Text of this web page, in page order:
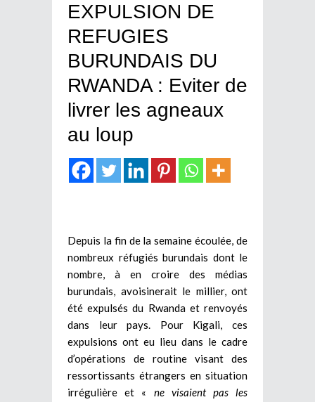
EXPULSION DE
REFUGIES
BURUNDAIS DU
RWANDA : Eviter de
livrer les agneaux
au loup
Depuis la fin de la semaine écoulée, de
nombreux réfugiés burundais dont le
nombre, à en croire des médias
burundais, avoisinerait le millier, ont
été expulsés du Rwanda et renvoyés
dans leur pays. Pour Kigali, ces
expulsions ont eu lieu dans le cadre
d’opérations de routine visant des
ressortissants étrangers en situation
irrégulière et « ne visaient pas les